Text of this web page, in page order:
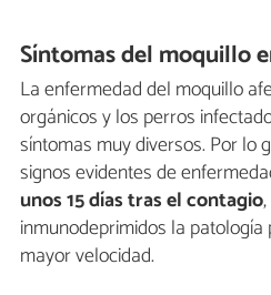
Síntomas del moquillo
La enfermedad del moquillo
orgánicos y los perros
síntomas muy diversos. Por lo
signos evidentes de
unos 15 días tras el contagio
inmunodeprimidos la
mayor velocidad.